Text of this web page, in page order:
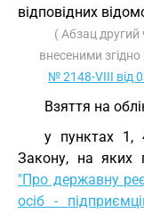
відповідних
( Абзац другий
внесеними
№ 2148-VIII від
Взяття на
у пунктах 1,
Закону, на яких
"Про державну
осіб -